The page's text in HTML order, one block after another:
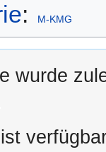
: M-KMG
wurde